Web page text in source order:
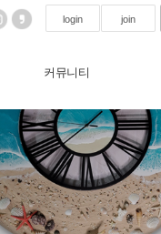
login join
커뮤니티